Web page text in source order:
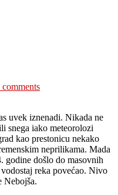
uvek iznenadi. Nikada ne
snega iako meteorolozi
kao prestonicu nekako
neprilikama. Mada
godine došlo do masovnih
reka povećao. Nivo
Nebojša.